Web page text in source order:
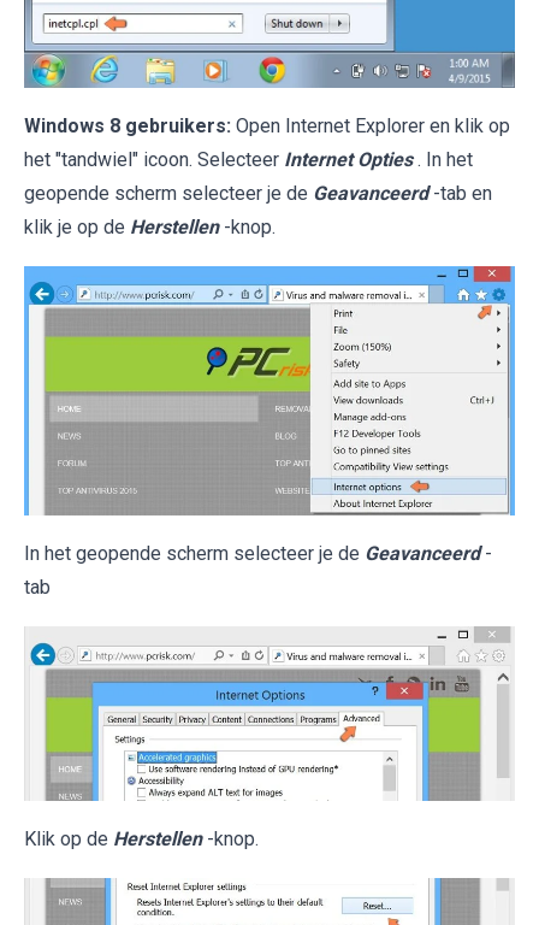
Windows 8 gebruikers: Open Internet Explorer en klik op
het "tandwiel" icoon. Selecteer Internet Opties . In het
geopende scherm selecteer je de Geavanceerd -tab en
klik je op de Herstellen -knop.
In het geopende scherm selecteer je de Geavanceerd -
tab
Klik op de Herstellen -knop.